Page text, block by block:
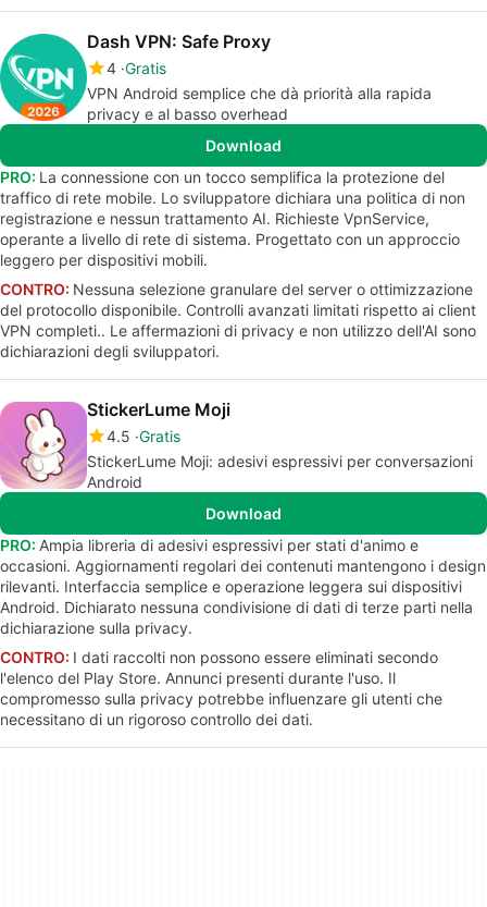
Dash VPN: Safe Proxy
4 Gratis
VPN Android semplice che dà priorità alla rapida
privacy e al basso overhead
Download
PRO: La connessione con un tocco semplifica la protezione del
traffico di rete mobile. Lo sviluppatore dichiara una politica di non
registrazione e nessun trattamento AI. Richieste VpnService,
operante a livello di rete di sistema. Progettato con un approccio
leggero per dispositivi mobili.
CONTRO: Nessuna selezione granulare del server o ottimizzazione
del protocollo disponibile. Controlli avanzati limitati rispetto ai client
VPN completi.. Le affermazioni di privacy e non utilizzo dell'AI sono
dichiarazioni degli sviluppatori.
StickerLume Moji
4.5 Gratis
StickerLume Moji: adesivi espressivi per conversazioni
Android
Download
PRO: Ampia libreria di adesivi espressivi per stati d'animo e
occasioni. Aggiornamenti regolari dei contenuti mantengono i design
rilevanti. Interfaccia semplice e operazione leggera sui dispositivi
Android. Dichiarato nessuna condivisione di dati di terze parti nella
dichiarazione sulla privacy.
CONTRO: I dati raccolti non possono essere eliminati secondo
l'elenco del Play Store. Annunci presenti durante l'uso. Il
compromesso sulla privacy potrebbe influenzare gli utenti che
necessitano di un rigoroso controllo dei dati.